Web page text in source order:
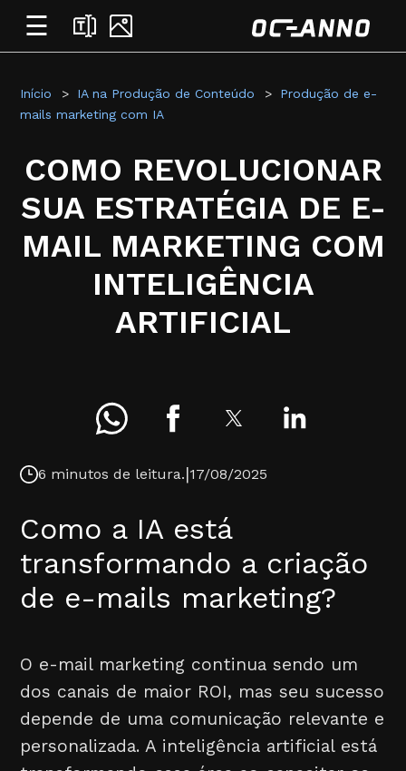
☰
Início IA na Produção de Conteúdo
Produção de e-
mails marketing com IA
COMO REVOLUCIONAR
SUA ESTRATÉGIA DE E-
MAIL MARKETING COM
INTELIGÊNCIA
ARTIFICIAL
6 minutos de leitura.|17/08/2025
Como a IA está
transformando a criação
de e-mails marketing?
O e-mail marketing continua sendo um
dos canais de maior ROI, mas seu sucesso
depende de uma comunicação relevante e
personalizada. A inteligência artificial está